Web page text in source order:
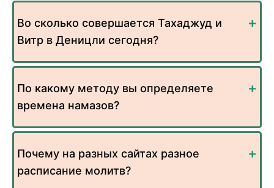
Во сколько совершается Тахаджуд и
Витр в Деницли сегодня?
По какому методу вы определяете
времена намазов?
Почему на разных сайтах разное
расписание молитв?